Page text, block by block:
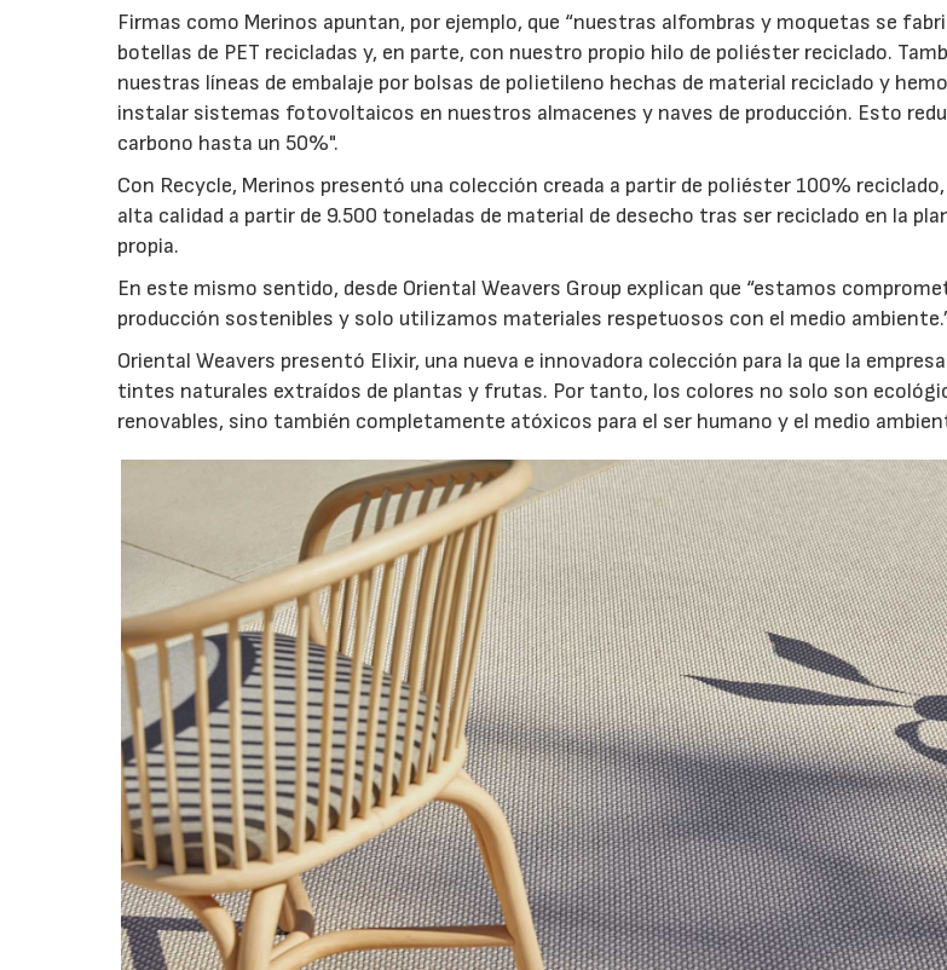
Firmas como Merinos apuntan, por ejemplo, que “nuestras alfombras y moquetas se
botellas de PET recicladas y, en parte, con nuestro propio hilo de poliéster reciclado.
nuestras líneas de embalaje por bolsas de polietileno hechas de material reciclado y
instalar sistemas fotovoltaicos en nuestros almacenes y naves de producción. Esto
carbono hasta un 50%".
Con Recycle, Merinos presentó una colección creada a partir de poliéster 100%
alta calidad a partir de 9.500 toneladas de material de desecho tras ser reciclado en la
propia.
En este mismo sentido, desde Oriental Weavers Group explican que “estamos
producción sostenibles y solo utilizamos materiales respetuosos con el medio
Oriental Weavers presentó Elixir, una nueva e innovadora colección para la que la
tintes naturales extraídos de plantas y frutas. Por tanto, los colores no solo son
renovables, sino también completamente atóxicos para el ser humano y el medio
17/07/2026